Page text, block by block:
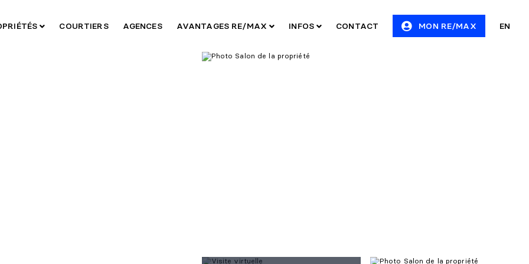
COURTIERS AGENCES AVANTAGES RE/MAX INFOS CONTACT MON RE/MAX EN